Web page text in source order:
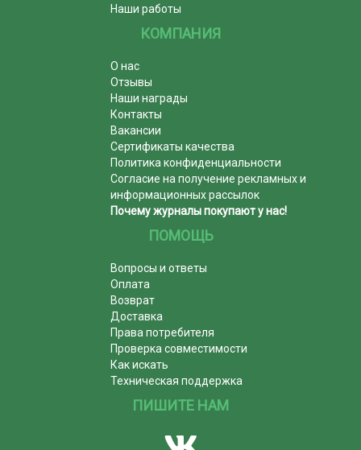
Наши работы
КОМПАНИЯ
О нас
Отзывы
Наши награды
Контакты
Вакансии
Сертификаты качества
Политика конфиденциальности
Согласие на получение рекламных и
информационных рассылок
Почему журналы покупают у нас!
ПОМОЩЬ
Вопросы и ответы
Оплата
Возврат
Доставка
Права потребителя
Проверка совместимости
Как искать
Техническая поддержка
ПИШИТЕ НАМ